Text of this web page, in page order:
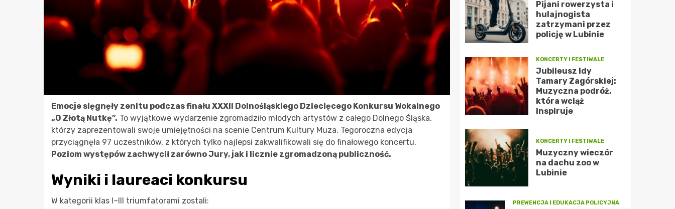
Emocje sięgnęły zenitu podczas finału XXXII Dolnośląskiego Dziecięcego Konkursu Wokalnego
„O Złotą Nutkę”. To wyjątkowe wydarzenie zgromadziło młodych artystów z całego Dolnego Śląska,
którzy zaprezentowali swoje umiejętności na scenie Centrum Kultury Muza. Tegoroczna edycja
przyciągnęła 97 uczestników, z których tylko najlepsi zakwalifikowali się do finałowego koncertu.
Poziom występów zachwycił zarówno Jury, jak i licznie zgromadzoną publiczność.
Wyniki i laureaci konkursu
W kategorii klas I–III triumfatorami zostali:
Pijani rowerzysta i
hulajnogista
zatrzymani przez
policję w Lubinie
KONCERTY I FESTIWALE
Jubileusz Idy
Tamary Zagórskiej:
Muzyczna podróż,
która wciąż
inspiruje
KONCERTY I FESTIWALE
Muzyczny wieczór
na dachu zoo w
Lubinie
PREWENCJA I EDUKACJA POLICYJNA